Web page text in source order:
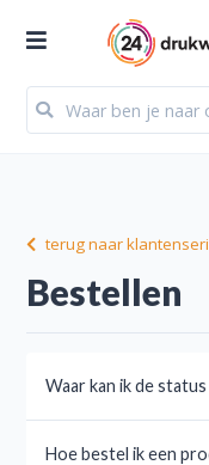
terug naar
Bestellen
Waar kan ik de
Hoe bestel ik een